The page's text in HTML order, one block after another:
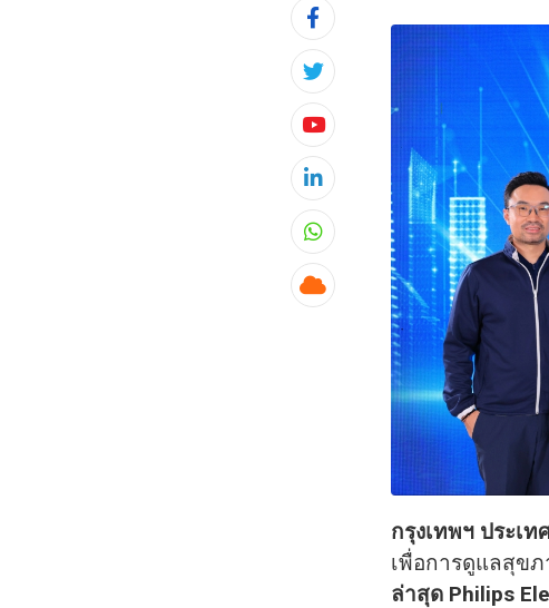
Youtube
LinkedIn
Whatsapp
Cloud
กรุงเทพฯ ประเท
เพื่อการดูแลสุข
ล่าสุด Philips